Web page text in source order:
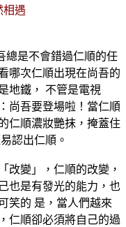
遇
是不會錯過仁順的任
哪次仁順出現在尚吾的
地鐵， 不管是電視
尚吾要登場啦！當仁順
仁順濃妝艷抹，掩蓋住
認出仁順。
變」，仁順的改變，
也是有發光的能力，也
笑的 是，當人們越來
仁順卻必須將自己的過